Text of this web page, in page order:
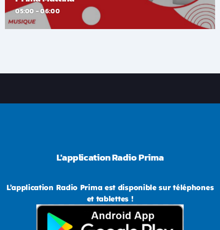
05:00 - 06:00
L'application Radio Prima
L’application Radio Prima est disponible sur téléphones
et tablettes !